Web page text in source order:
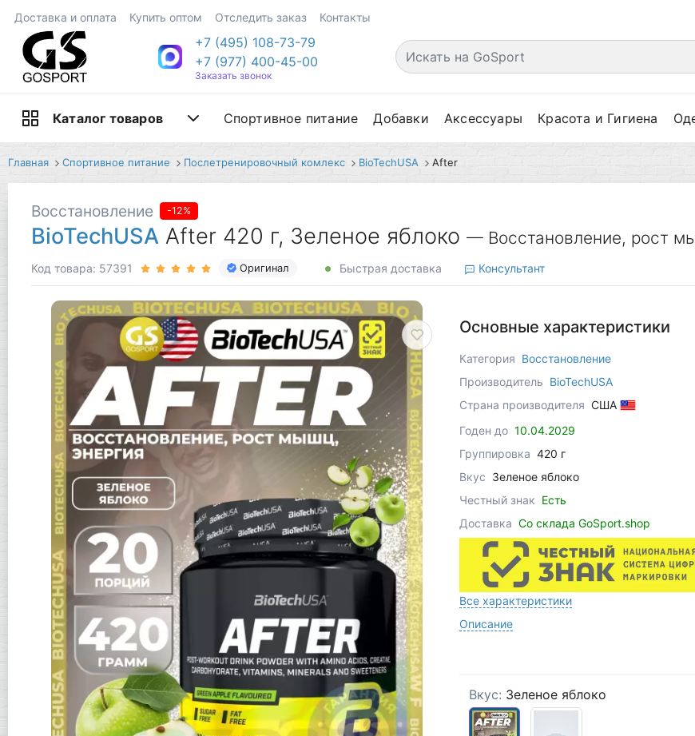
Доставка и оплата Купить оптом Отследить заказ Контакты
+7 (495) 108-73-79
+7 (977) 400-45-00
Заказать звонок
Каталог товаров Спортивное питание Добавки Аксессуары Красота и Гигиена
Главная Спортивное питание Послетренировочный комлекс BioTechUSA After
Восстановление -12%
BioTechUSA After 420 г, Зеленое яблоко — Восстановление, рост
Код товара: 57391 Оригинал Быстрая доставка Консультант
Основные характеристики
Категория Восстановление
Производитель BioTechUSA
Страна производителя США
Годен до 10.04.2029
Группировка 420 г
Вкус Зеленое яблоко
Честный знак Есть
Доставка Со склада GoSport.shop
Все характеристики
Описание
Вкус: Зеленое яблоко